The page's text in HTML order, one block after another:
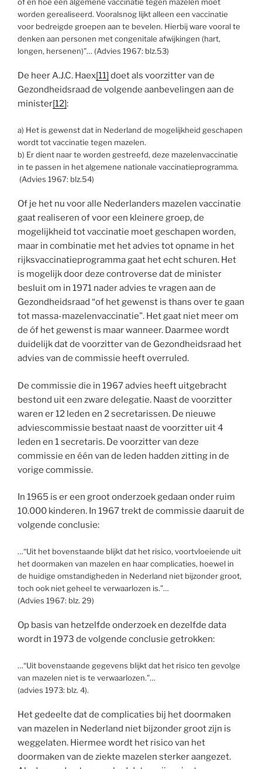
worden gerealiseerd. Vooralsnog lijkt alleen een vaccinatie
voor bedreigde groepen aan te bevelen. Hierbij ware vooral te
denken aan personen met congenitale afwijkingen (hart,
longen, hersenen)”… (Advies 1967: blz.53)
De heer A.J.C. Haex[11] doet als voorzitter van de
Gezondheidsraad de volgende aanbevelingen aan de
minister[12]:
a) Het is gewenst dat in Nederland de mogelijkheid geschapen
wordt tot vaccinatie tegen mazelen.
b) Er dient naar te worden gestreefd, deze mazelenvaccinatie
in te passen in het algemene nationale vaccinatieprogramma.
(Advies 1967: blz.54)
Of je het nu voor alle Nederlanders mazelen vaccinatie
gaat realiseren of voor een kleinere groep, de
mogelijkheid tot vaccinatie moet geschapen worden,
maar in combinatie met het advies tot opname in het
rijksvaccinatieprogramma gaat het echt schuren. Het
is mogelijk door deze controverse dat de minister
besluit om in 1971 nader advies te vragen aan de
Gezondheidsraad “of het gewenst is thans over te gaan
tot massa-mazelenvaccinatie”. Het gaat niet meer om
de óf het gewenst is maar wanneer. Daarmee wordt
duidelijk dat de voorzitter van de Gezondheidsraad het
advies van de commissie heeft overruled.
De commissie die in 1967 advies heeft uitgebracht
bestond uit een zware delegatie. Naast de voorzitter
waren er 12 leden en 2 secretarissen. De nieuwe
adviescommissie bestaat naast de voorzitter uit 4
leden en 1 secretaris. De voorzitter van deze
commissie en één van de leden hadden zitting in de
vorige commissie.
In 1965 is er een groot onderzoek gedaan onder ruim
10.000 kinderen. In 1967 trekt de commissie daaruit de
volgende conclusie:
…“Uit het bovenstaande blijkt dat het risico, voortvloeiende uit
het doormaken van mazelen en haar complicaties, hoewel in
de huidige omstandigheden in Nederland niet bijzonder groot,
toch ook niet geheel te verwaarlozen is.”…
(Advies 1967: blz. 29)
Op basis van hetzelfde onderzoek en dezelfde data
wordt in 1973 de volgende conclusie getrokken:
…“Uit bovenstaande gegevens blijkt dat het risico ten gevolge
van mazelen niet is te verwaarlozen.”…
(advies 1973: blz. 4).
Het gedeelte dat de complicaties bij het doormaken
van mazelen in Nederland niet bijzonder groot zijn is
weggelaten. Hiermee wordt het risico van het
doormaken van de ziekte mazelen sterker aangezet.